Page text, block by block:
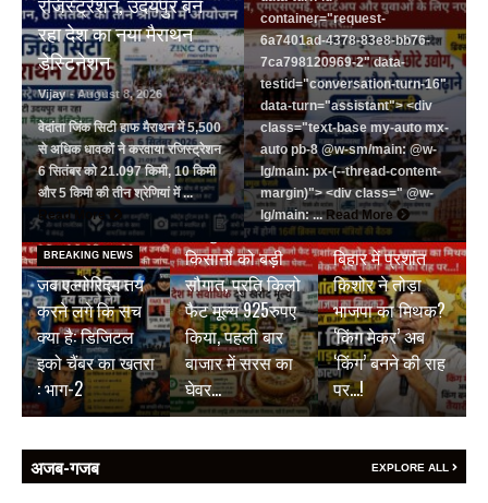
रहा देश का नया मैराथन
डेस्टिनेशन
Vijay - August 8, 2026
वेदांता जिंक सिटी हाफ मैराथन में 5,500
से अधिक धावकों ने करवाया रजिस्ट्रेशन
6 सितंबर को 21.097 किमी, 10 किमी
और 5 किमी की तीन श्रेणियां में ...
Read More
container="request-
6a7401ad-4378-83e8-bb76-
7ca798120969-2" data-
testid="conversation-turn-16"
data-turn="assistant"> <div
class="text-base my-auto mx-
auto pb-8 @w-sm/main: @w-
lg/main: px-(--thread-content-
margin)"> <div class=" @w-
lg/main: ... Read More
BREAKING NEWS
जब एल्गोरिद्म तय
करने लगे कि सच
क्या है: डिजिटल
इको चैंबर का खतरा
: भाग-2
BREAKING NEWS
जयपुर डेयरी की
किसानों को बड़ी
सौगात, प्रति किलो
फैट मूल्य 925रुपए
किया, पहली बार
बाजार में सरस का
घेवर…
BREAKING NEWS
बिहार में प्रशांत
किशोर ने तोड़ा
भाजपा का मिथक?
‘किंग मेकर’ अब
‘किंग’ बनने की राह
पर…!
अजब-गजब EXPLORE ALL